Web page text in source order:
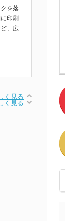
を落
印刷
、広
く見る
く見る